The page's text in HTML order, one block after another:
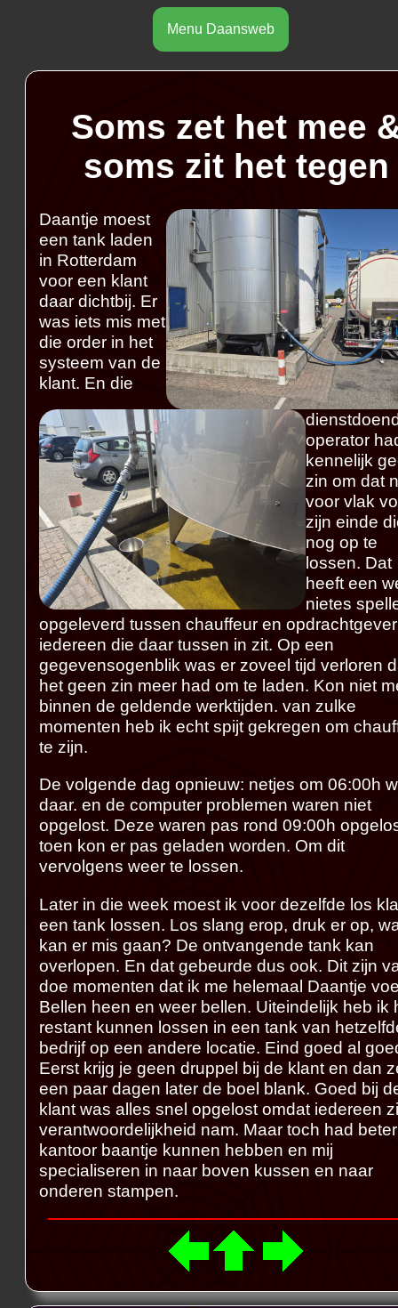
Menu Daansweb
Soms zet het mee
soms zit het tegen
Daantje moest
een tank laden
in Rotterdam
voor een klant
daar dichtbij. Er
was iets mis met
die order in het
systeem van de
klant. En die
operator
kennelijk
zin om dat
voor vlak
zijn einde
nog op te
lossen. Dat
heeft een
nietes
opgeleverd tussen chauffeur en
iedereen die daar tussen in zit. Op een
gegevensogenblik was er zoveel tijd verloren
het geen zin meer had om te laden. Kon niet
binnen de geldende werktijden. van zulke
momenten heb ik echt spijt gekregen om
te zijn.
De volgende dag opnieuw: netjes om 06:00h
daar. en de computer problemen waren niet
opgelost. Deze waren pas rond 09:00h
toen kon er pas geladen worden. Om dit
vervolgens weer te lossen.
Later in die week moest ik voor dezelfde los
een tank lossen. Los slang erop, druk er op,
kan er mis gaan? De ontvangende tank kan
overlopen. En dat gebeurde dus ook. Dit zijn
doe momenten dat ik me helemaal Daantje
Bellen heen en weer bellen. Uiteindelijk heb ik
restant kunnen lossen in een tank van
bedrijf op een andere locatie. Eind goed al
Eerst krijg je geen druppel bij de klant en dan
een paar dagen later de boel blank. Goed bij
klant was alles snel opgelost omdat iedereen
verantwoordelijkheid nam. Maar toch had
kantoor baantje kunnen hebben en mij
specialiseren in naar boven kussen en naar
onderen stampen.